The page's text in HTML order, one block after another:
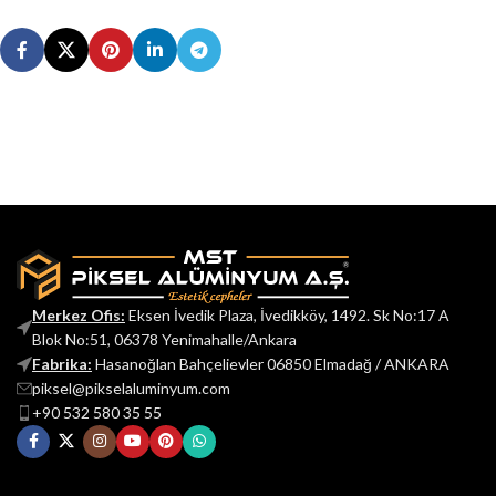
Merkez Ofis: Eksen İvedik Plaza, İvedikköy, 1492. Sk No:17 A
Blok No:51, 06378 Yenimahalle/Ankara
Fabrika: Hasanoğlan Bahçelievler 06850 Elmadağ / ANKARA
piksel@pikselaluminyum.com
+90 532 580 35 55